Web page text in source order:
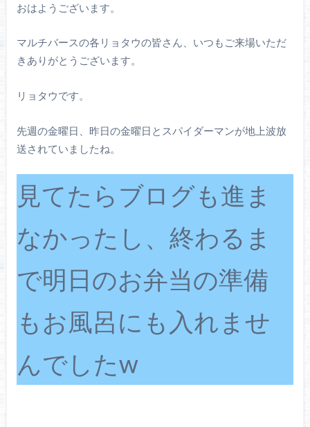
おはようございます。
マルチバースの各リョタウの皆さん、いつもご来場いただ
きありがとうございます。
リョタウです。
先週の金曜日、昨日の金曜日とスパイダーマンが地上波放
送されていましたね。
見てたらブログも進ま
なかったし、終わるま
で明日のお弁当の準備
もお風呂にも入れませ
んでしたw